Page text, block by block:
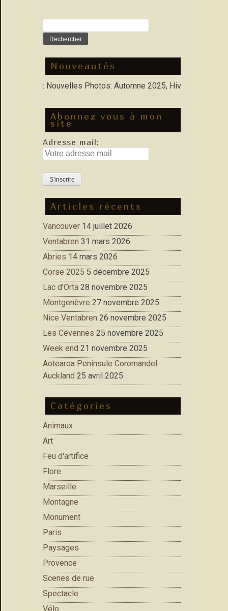
Nouveautés
: Nouvelles Photos: Automne 2025, Hiver 2026
Abonnez vous à mon
site
Adresse mail:
Articles récents
Vancouver 14 juillet 2026
Ventabren 31 mars 2026
Abries 14 mars 2026
Corse 2025 5 décembre 2025
Lac d’Orta 28 novembre 2025
Montgenèvre 27 novembre 2025
Nice Ventabren 26 novembre 2025
Les Cévennes 25 novembre 2025
Week end 21 novembre 2025
Aotearoa Peninsule Coromandel
Auckland 25 avril 2025
Catégories
Animaux
Art
Feu d'artifice
Flore
Marseille
Montagne
Monument
Paris
Paysages
Provence
Scenes de rue
Spectacle
Vélo